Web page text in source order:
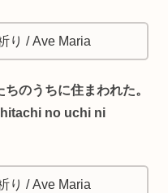
り / Ave Maria
ちのうちに住まわれた。
no uchi ni
り / Ave Maria